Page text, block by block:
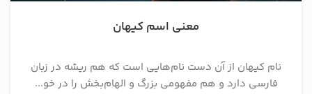
معنی اسم کیهان
نام کیهان از آن دست نام‌هایی است که هم ریشه در زبان
فارسی دارد و هم مفهومی بزرگ و الهام‌بخش را در خو...